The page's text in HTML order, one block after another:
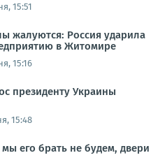
15:51
жалуются: Россия ударила
в Житомире
15:16
президенту Украины
15:48
его брать не будем, двери